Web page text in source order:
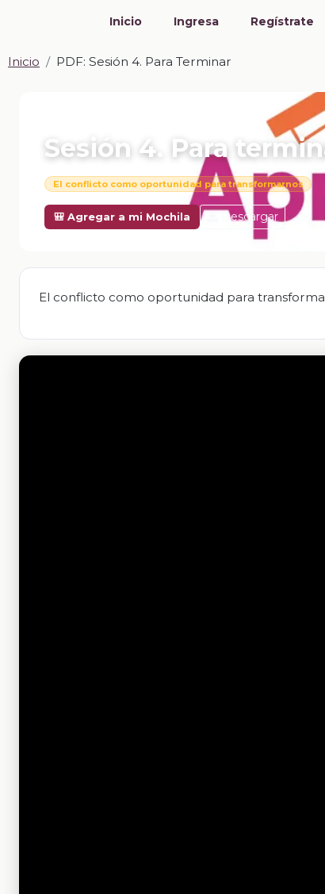
Inicio Ingresa Regístrate
Inicio PDF: Sesión 4. Para Terminar
Sesión 4. Para
El conflicto como oportunidad para transformarnos
🎒 Agregar a mi Mochila Descargar
El conflicto como oportunidad para